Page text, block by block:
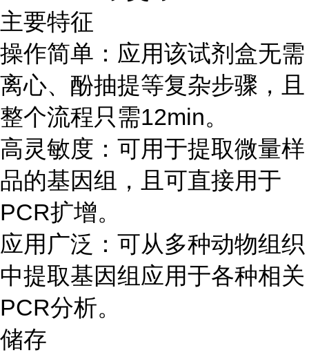
主要特征
操作简单：应用该试剂盒无需
离心、酚抽提等复杂步骤，且
整个流程只需12min。
高灵敏度：可用于提取微量样
品的基因组，且可直接用于
PCR扩增。
应用广泛：可从多种动物组织
中提取基因组应用于各种相关
PCR分析。
储存